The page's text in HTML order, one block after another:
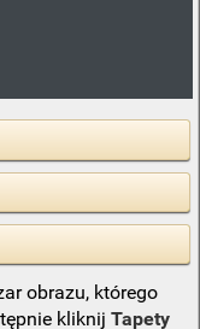
obrazu, którego
kliknij Tapety